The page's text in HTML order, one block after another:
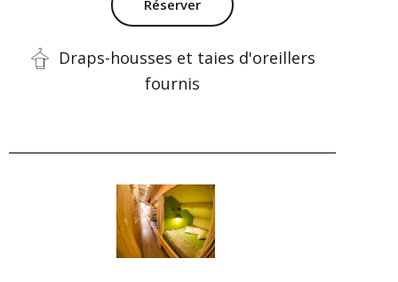
Réserver
Draps-housses et taies d'oreillers
fournis